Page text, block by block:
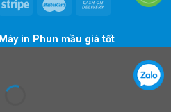
Máy in Phun mầu giá tốt